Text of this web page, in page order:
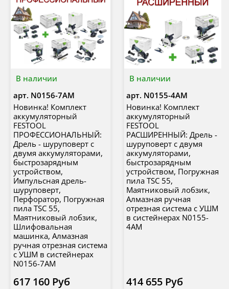
В наличии
арт. N0156-7AM
Новинка! Комплект
аккумуляторный
FESTOOL
ПРОФЕССИОНАЛЬНЫЙ:
Дрель - шуруповерт с
двумя аккумуляторами,
быстрозарядным
устройством,
Импульсная дрель-
шуруповерт,
Перфоратор, Погружная
пила TSC 55,
Маятниковый лобзик,
Шлифовальная
машинка, Алмазная
ручная отрезная система
с УШМ в систейнерах
N0156-7AM
617 160 Руб
В наличии
арт. N0155-4AM
Новинка! Комплект
аккумуляторный
FESTOOL
РАСШИРЕННЫЙ: Дрель -
шуруповерт с двумя
аккумуляторами,
быстрозарядным
устройством, Погружная
пила TSC 55,
Маятниковый лобзик,
Алмазная ручная
отрезная система с УШМ
в систейнерах N0155-
4AM
414 655 Руб